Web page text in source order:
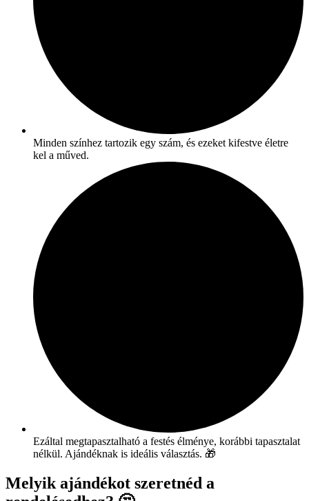
Minden színhez tartozik egy szám, és ezeket kifestve életre
kel a műved.
Ezáltal megtapasztalható a festés élménye, korábbi tapasztalat
nélkül. Ajándéknak is ideális választás. 🎁
Melyik ajándékot szeretnéd a